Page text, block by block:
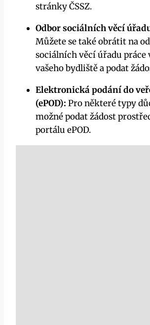
stránky ČSSZ.
Odbor sociálních věcí
Můžete se také obrátit na
sociálních věcí úřadu práce
vašeho bydliště a podat
Elektronická podání do
(ePOD): Pro některé typy
možné podat žádost
portálu ePOD.